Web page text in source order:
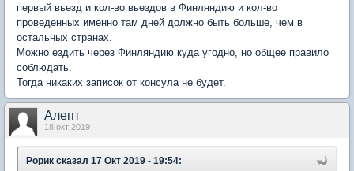
первый вьезд и кол-во вьездов в Финляндию и кол-во
проведенных именно там дней должно быть больше, чем в
остальных странах.
Можно ездить через Финляндию куда угодно, но общее правило
соблюдать.
Тогда никаких записок от консула не будет.
Алепт
18 окт 2019
Рорик сказал 17 Окт 2019 - 19:54: